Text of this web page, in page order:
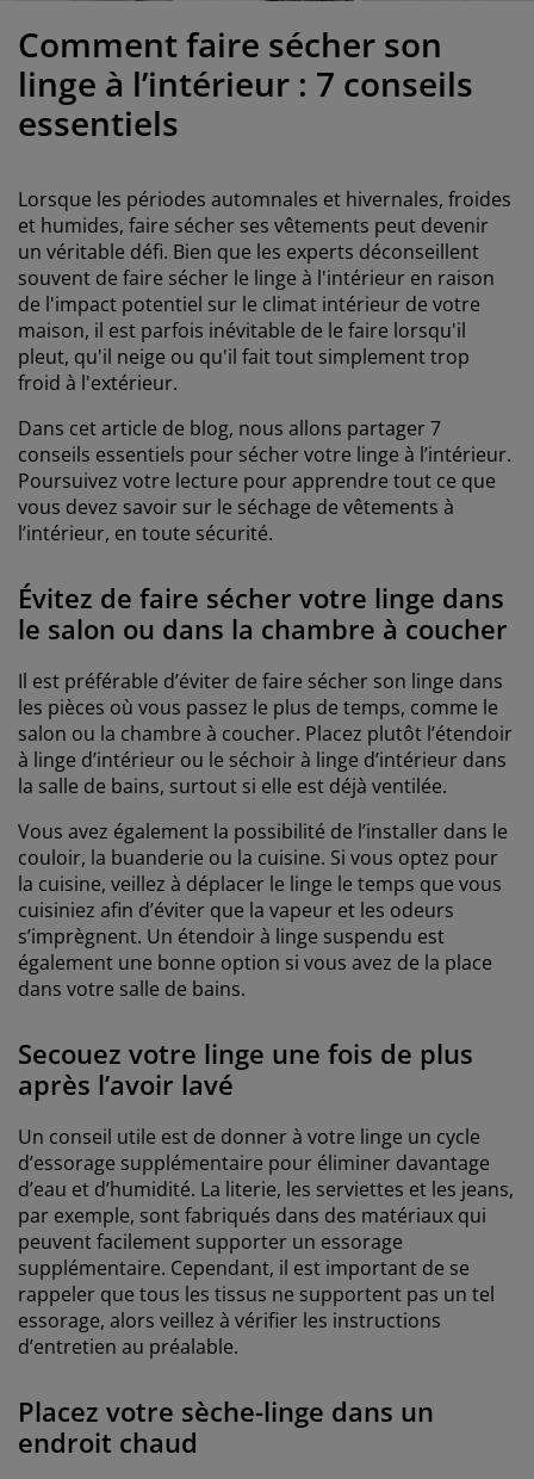
robes
de chambre à coucher
enfant
entretien meubles
pour vitrage
d'extérieur
d’enfant
pour animaux de compagnie
Comment faire sécher son
linge à l’intérieur : 7 conseils
essentiels
Lorsque les périodes automnales et hivernales, froides
et humides, faire sécher ses vêtements peut devenir
un véritable défi. Bien que les experts déconseillent
souvent de faire sécher le linge à l'intérieur en raison
de l'impact potentiel sur le climat intérieur de votre
maison, il est parfois inévitable de le faire lorsqu'il
pleut, qu'il neige ou qu'il fait tout simplement trop
froid à l'extérieur.
Dans cet article de blog, nous allons partager 7
conseils essentiels pour sécher votre linge à l’intérieur.
Poursuivez votre lecture pour apprendre tout ce que
vous devez savoir sur le séchage de vêtements à
l’intérieur, en toute sécurité.
Évitez de faire sécher votre linge dans
le salon ou dans la chambre à coucher
Il est préférable d’éviter de faire sécher son linge dans
les pièces où vous passez le plus de temps, comme le
salon ou la chambre à coucher. Placez plutôt l’étendoir
à linge d’intérieur ou le séchoir à linge d’intérieur dans
la salle de bains, surtout si elle est déjà ventilée.
Vous avez également la possibilité de l’installer dans le
couloir, la buanderie ou la cuisine. Si vous optez pour
la cuisine, veillez à déplacer le linge le temps que vous
cuisiniez afin d’éviter que la vapeur et les odeurs
s’imprègnent. Un étendoir à linge suspendu est
également une bonne option si vous avez de la place
dans votre salle de bains.
Secouez votre linge une fois de plus
après l’avoir lavé
Un conseil utile est de donner à votre linge un cycle
d’essorage supplémentaire pour éliminer davantage
d’eau et d’humidité. La literie, les serviettes et les jeans,
par exemple, sont fabriqués dans des matériaux qui
peuvent facilement supporter un essorage
supplémentaire. Cependant, il est important de se
rappeler que tous les tissus ne supportent pas un tel
essorage, alors veillez à vérifier les instructions
d’entretien au préalable.
Placez votre sèche-linge dans un
endroit chaud